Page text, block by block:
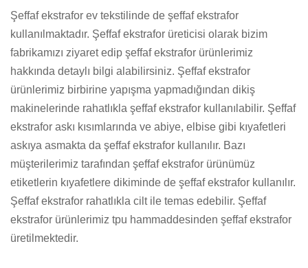
Şeffaf ekstrafor ev tekstilinde de şeffaf ekstrafor
kullanılmaktadır. Şeffaf ekstrafor üreticisi olarak bizim
fabrikamızı ziyaret edip şeffaf ekstrafor ürünlerimiz
hakkında detaylı bilgi alabilirsiniz. Şeffaf ekstrafor
ürünlerimiz birbirine yapışma yapmadığından dikiş
makinelerinde rahatlıkla şeffaf ekstrafor kullanılabilir. Şeffaf
ekstrafor askı kısımlarında ve abiye, elbise gibi kıyafetleri
askıya asmakta da şeffaf ekstrafor kullanılır. Bazı
müşterilerimiz tarafından şeffaf ekstrafor ürünümüz
etiketlerin kıyafetlere dikiminde de şeffaf ekstrafor kullanılır.
Şeffaf ekstrafor rahatlıkla cilt ile temas edebilir. Şeffaf
ekstrafor ürünlerimiz tpu hammaddesinden şeffaf ekstrafor
üretilmektedir.